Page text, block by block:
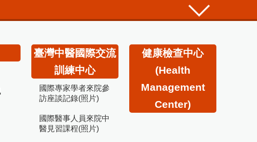
臺灣中醫國際交流
訓練中心
國際專家學者來院參
訪座談記錄(照片)
國際醫事人員來院中
醫見習課程(照片)
健康檢查中心
(Health
Management
Center)